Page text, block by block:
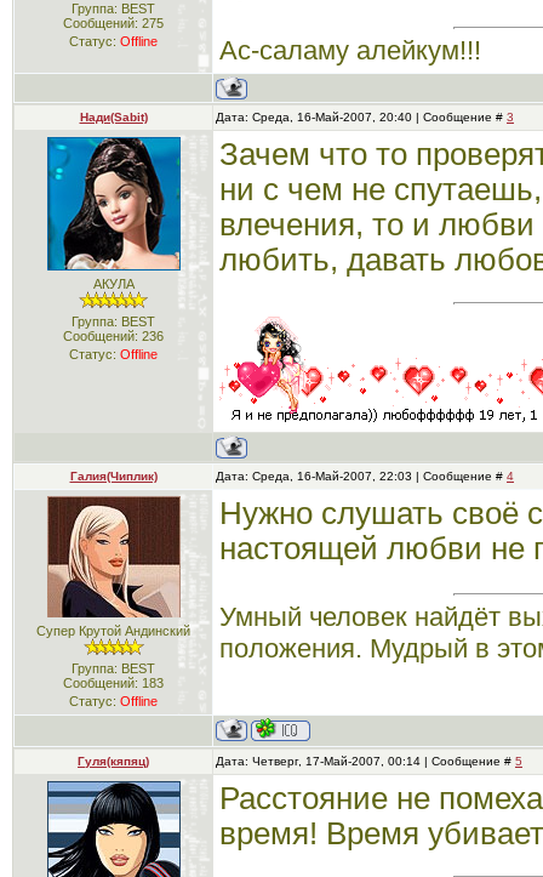
Группа: BEST
Сообщений: 275
Статус: Offline Ас-саламу алейкум!!!
Нади(Sabit) Дата: Среда, 16-Май-2007, 20:40 | Сообщение # 3
АКУЛА
Группа: BEST
Сообщений: 236
Статус: Offline
Зачем что то
ни с чем не
влечения, то и
любить, давать
Галия(Чиплик) Дата: Среда, 16-Май-2007, 22:03 | Сообщение # 4
Супер Крутой Андинский
Группа: BEST
Сообщений: 183
Статус: Offline
Нужно слушать своё
настоящей любви не
Умный человек найдёт
положения. Мудрый в
Гуля(кяпяц) Дата: Четверг, 17-Май-2007, 00:14 | Сообщение # 5
Расстояние не
время! Время